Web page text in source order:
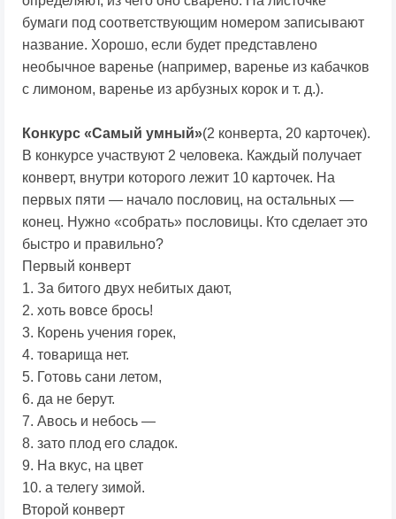
бумаги под соответствующим номером записывают
название. Хорошо, если будет представлено
необычное варенье (например, варенье из кабачков
с лимоном, варенье из арбузных корок и т. д.).
Конкурс «Самый умный»(2 конверта, 20 карточек).
В конкурсе участвуют 2 человека. Каждый получает
конверт, внутри которого лежит 10 карточек. На
первых пяти — начало пословиц, на остальных —
конец. Нужно «собрать» пословицы. Кто сделает это
быстро и правильно?
Первый конверт
1. За битого двух небитых дают,
2. хоть вовсе брось!
3. Корень учения горек,
4. товарища нет.
5. Готовь сани летом,
6. да не берут.
7. Авось и небось —
8. зато плод его сладок.
9. На вкус, на цвет
10. а телегу зимой.
Второй конверт